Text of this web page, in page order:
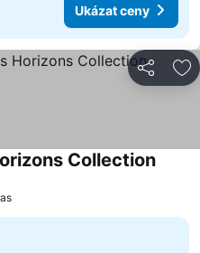
Ukázat ceny
Sdílet
Collection